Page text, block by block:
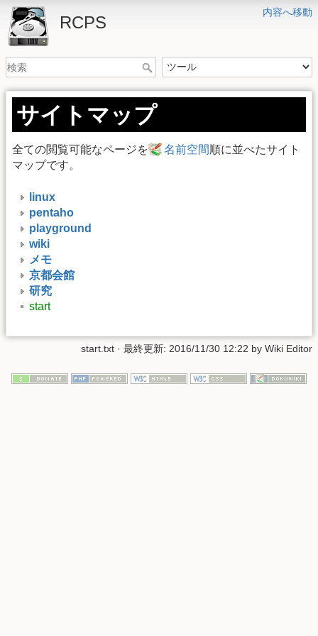
内容へ移動
RCPS
サイトマップ
全ての閲覧可能なページを 名前空間順に並べたサイト
マップです。
linux
pentaho
playground
wiki
メモ
京都会館
研究
start
start.txt · 最終更新: 2016/11/30 12:22 by Wiki Editor